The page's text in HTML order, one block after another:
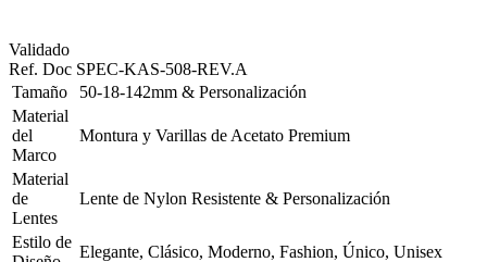
Validado
Ref. Doc SPEC-KAS-508-REV.A
Tamaño
50-18-142mm & Personalización
Material
del
Marco
Montura y Varillas de Acetato Premium
Material
de
Lentes
Lente de Nylon Resistente & Personalización
Estilo de
Elegante, Clásico, Moderno, Fashion, Único, Unisex